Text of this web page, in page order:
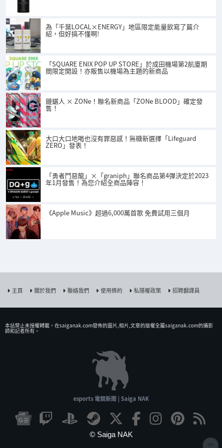
為「千葉LOCAL×ENERGY」地區限定能量飲寫了篇介
紹，但好搞不懂啊!
「SQUARE ENIX POP UP STORE」於成田機場第2航廈期
間限定開設！亦販售以機場為主題的新商品
鏈鋸人 × ZONe！聯名新商品「ZONe BLOOD」確定發
售！
大口大口地喝也沒有罪惡感！無糖新選擇「Lifeguard
ZERO」發表！
「勇者鬥惡龍」×「graniph」聯名商品第4彈決定於2023
年1月發售！為您介紹全商品陣容！
《Apple Music》超過6,000萬首歌 免費試用三個月
主頁 關於我們 聯絡我們 使用條約 私隱權政策 招聘翻譯員
本站禁止未授權𨍭載。在saiganak.com發佈的圖片,相片,文章的版權全屬saiganak.com的攝影
師和記者所有。
esports 電競新聞 | Saiga NAK
© Saiga NAK